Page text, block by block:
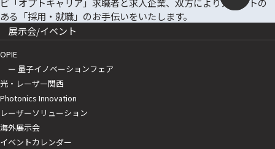
展示会/イベント
OPIE
ー 量子イノベーションフェア
光・レーザー関西
Photonics Innovation
レーザーソリューション
海外展示会
イベントカレンダー